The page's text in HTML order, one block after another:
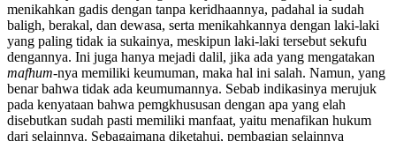
Di dalamnya tidak ada yang menunjukkan tentang bolehnya
menikahkan gadis dengan tanpa keridhaannya, padahal ia sudah
baligh, berakal, dan dewasa, serta menikahkannya dengan laki-laki
yang paling tidak ia sukainya, meskipun laki-laki tersebut sekufu
dengannya. Ini juga hanya mejadi dalil, jika ada yang mengatakan
mafhum-nya memiliki keumuman, maka hal ini salah. Namun, yang
benar bahwa tidak ada keumumannya. Sebab indikasinya merujuk
pada kenyataan bahwa pemgkhususan dengan apa yang elah
disebutkan sudah pasti memiliki manfaat, yaitu menafikan hukum